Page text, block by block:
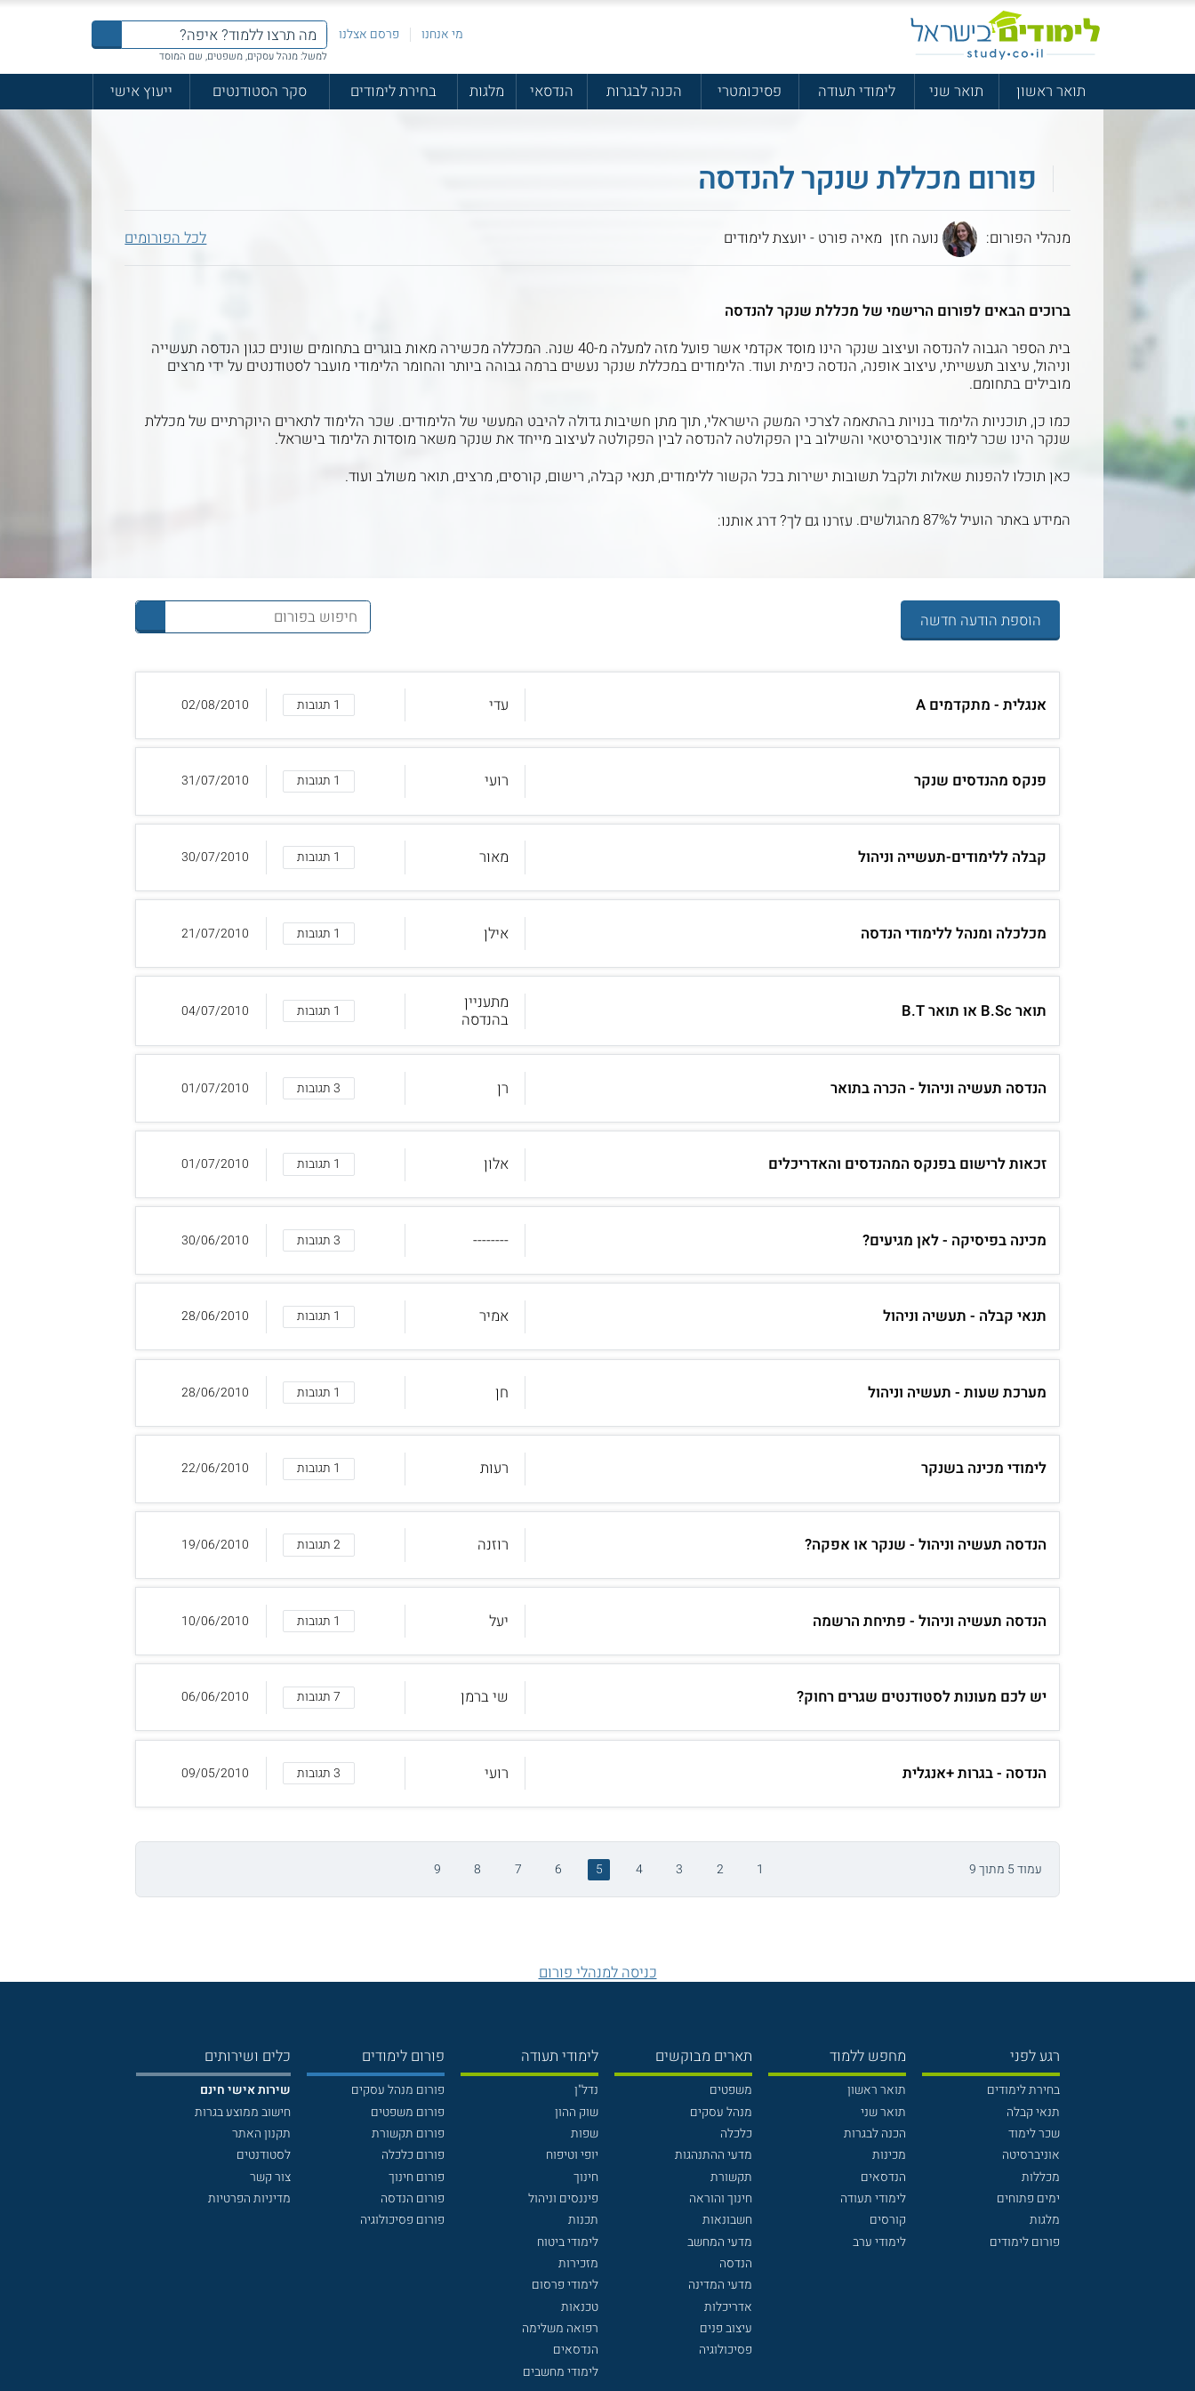
מי אנחנו פרסם אצלנו
למשל: מנהל עסקים, משפטים, שם המוסד
תואר ראשון תואר שני לימודי תעודה פסיכומטרי הכנה לבגרות הנדסאי מלגות בחירת לימודים סקר הסטודנטים ייעוץ אישי
פורום מכללת שנקר להנדסה
מנהלי הפורום: נועה חזן מאיה פורט - יועצת לימודים לכל הפורומים
ברוכים הבאים לפורום הרישמי של מכללת שנקר להנדסה
בית הספר הגבוה להנדסה ועיצוב שנקר הינו מוסד אקדמי אשר פועל מזה למעלה מ-40 שנה. המכללה מכשירה מאות בוגרים בתחומים שונים כגון הנדסה תעשייה
וניהול, עיצוב תעשייתי, עיצוב אופנה, הנדסה כימית ועוד. הלימודים במכללת שנקר נעשים ברמה גבוהה ביותר והחומר הלימודי מועבר לסטודנטים על ידי מרצים
מובילים בתחומם.
כמו כן, תוכניות הלימוד בנויות בהתאמה לצרכי המשק הישראלי, תוך מתן חשיבות גדולה להיבט המעשי של הלימודים. שכר הלימוד לתארים היוקרתיים של מכללת
שנקר הינו שכר לימוד אוניברסיטאי והשילוב בין הפקולטה להנדסה לבין הפקולטה לעיצוב מייחד את שנקר משאר מוסדות הלימוד בישראל.
כאן תוכלו להפנות שאלות ולקבל תשובות ישירות בכל הקשור ללימודים, תנאי קבלה, רישום, קורסים, מרצים, תואר משולב ועוד.
המידע באתר הועיל ל87% מהגולשים.
עזרנו גם לך? דרג אותנו:
הוספת הודעה חדשה
אנגלית - מתקדמים A עדי 1 תגובות 02/08/2010
פנקס מהנדסים שנקר רועי 1 תגובות 31/07/2010
קבלה ללימודים-תעשייה וניהול מאור 1 תגובות 30/07/2010
מכלכלה ומנהל ללימודי הנדסה אילן 1 תגובות 21/07/2010
תואר B.Sc או תואר B.T
מתעניין
בהנדסה
1 תגובות 04/07/2010
הנדסה תעשיה וניהול - הכרה בתואר רן 3 תגובות 01/07/2010
זכאות לרישום בפנקס המהנדסים והאדריכלים אלון 1 תגובות 01/07/2010
מכינה בפיסיקה - לאן מגיעים? -------- 3 תגובות 30/06/2010
תנאי קבלה - תעשיה וניהול אמיר 1 תגובות 28/06/2010
מערכת שעות - תעשיה וניהול חן 1 תגובות 28/06/2010
לימודי מכינה בשנקר רעות 1 תגובות 22/06/2010
הנדסה תעשיה וניהול - שנקר או אפקה? רוזנה 2 תגובות 19/06/2010
הנדסה תעשיה וניהול - פתיחת הרשמה יעל 1 תגובות 10/06/2010
יש לכם מעונות לסטודנטים שגרים רחוק? שי ברמן 7 תגובות 06/06/2010
הנדסה - בגרות +אנגלית רועי 3 תגובות 09/05/2010
עמוד 5 מתוך 9 1
2
3
4
5
6
7
8
9
כניסה למנהלי פורום
רגע לפני
בחירת לימודים
תנאי קבלה
שכר לימוד
אוניברסיטה
מכללות
ימים פתוחים
מלגות
פורום לימודים
מחפש ללמוד
תואר ראשון
תואר שני
הכנה לבגרות
מכינות
הנדסאים
לימודי תעודה
קורסים
לימודי ערב
תארים מבוקשים
משפטים
מנהל עסקים
כלכלה
מדעי ההתנהגות
תקשורת
חינוך והוראה
חשבונאות
מדעי המחשב
הנדסה
מדעי המדינה
אדריכלות
עיצוב פנים
פסיכולוגיה
לימודי תעודה
נדל"ן
שוק ההון
שפות
יופי וטיפוח
חינוך
פיננסים וניהול
תכנות
לימודי ביטוח
מזכירות
לימודי פרסום
טכנאות
רפואה משלימה
הנדסאים
לימודי מחשבים
פורום לימודים
פורום מנהל עסקים
פורום משפטים
פורום תקשורת
פורום כלכלה
פורום חינוך
פורום הנדסה
פורום פסיכולוגיה
כלים ושירותים
שירות אישי חינם
חישוב ממוצע בגרות
תקנון האתר
לסטודנטים
צור קשר
מדיניות הפרטיות